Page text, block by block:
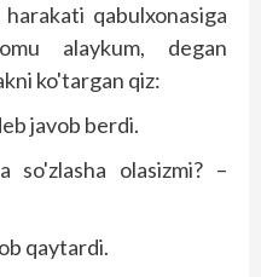
qabulxonasiga
alaykum, degan
ko'targan qiz:
javob berdi.
so'zlasha olasizmi? –
qaytardi.